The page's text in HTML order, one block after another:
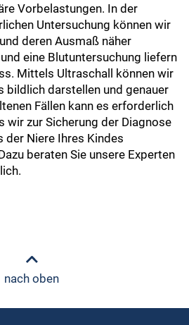
Vorbelastungen. In der
Untersuchung können wir
deren Ausmaß näher
eine Blutuntersuchung liefern
Mittels Ultraschall können wir
bildlich darstellen und genauer
Fällen kann es erforderlich
wir zur Sicherung der Diagnose
der Niere Ihres Kindes
beraten Sie unsere Experten
nach oben